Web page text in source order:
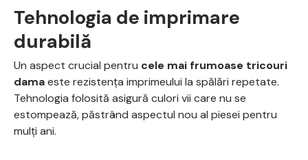
Tehnologia de imprimare
durabilă
Un aspect crucial pentru cele mai frumoase tricouri
damaeste rezistența imprimeului la spălări repetate.
Tehnologia folosită asigură culori vii care nu se
estompează, păstrând aspectul nou al piesei pentru
mulți ani.